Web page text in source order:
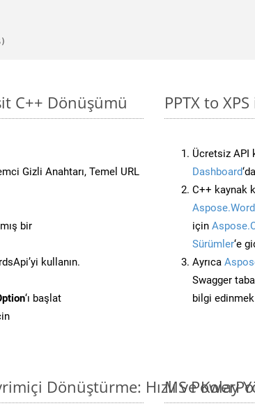
C++ Dönüşümü
Gizli Anahtarı, Temel URL
bir
kullanın.
‘ı başlat
PPTX to
Ücretsiz API
Dashboard
C++ kaynak
için
Sürümler‘e
Ayrıca
Swagger
bilgi
Dönüştürme: Hızlı ve Kolay
MS